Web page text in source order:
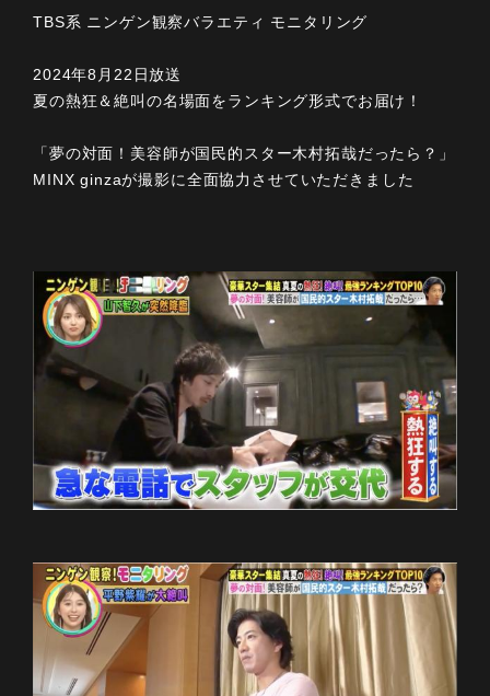
TBS系 ニンゲン観察バラエティ モニタリング
2024年8月22日放送
夏の熱狂＆絶叫の名場面をランキング形式でお届け！
「夢の対面！美容師が国民的スター木村拓哉だったら？」
MINX ginzaが撮影に全面協力させていただきました